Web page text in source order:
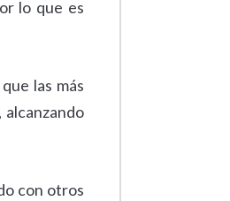
lo que es
las más
con otros